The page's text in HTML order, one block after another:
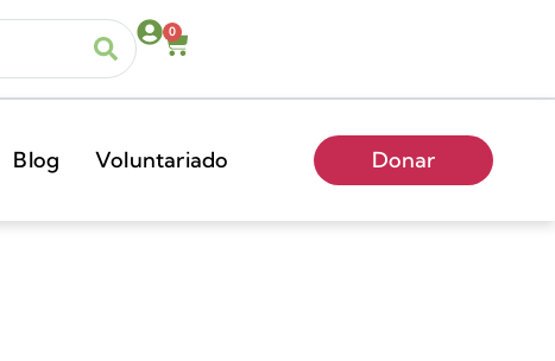
0
Blog Voluntariado Donar